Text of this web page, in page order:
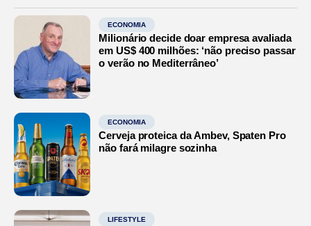
ECONOMIA
Milionário decide doar empresa avaliada
em US$ 400 milhões: ‘não preciso passar
o verão no Mediterrâneo’
ECONOMIA
Cerveja proteica da Ambev, Spaten Pro
não fará milagre sozinha
LIFESTYLE